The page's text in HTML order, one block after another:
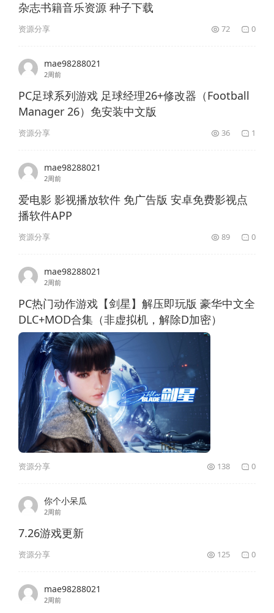
杂志书籍音乐资源 种子下载
资源分享 72 0
mae98288021
2周前
PC足球系列游戏 足球经理26+修改器（Football
Manager 26）免安装中文版
资源分享 36 1
mae98288021
2周前
爱电影 影视播放软件 免广告版 安卓免费影视点
播软件APP
资源分享 89 0
mae98288021
2周前
PC热门动作游戏【剑星】解压即玩版 豪华中文全
DLC+MOD合集（非虚拟机，解除D加密）
资源分享 138 0
你个小呆瓜
2周前
7.26游戏更新
资源分享 125 0
mae98288021
2周前